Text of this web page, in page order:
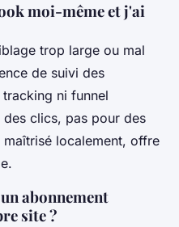
moi-même et j'ai
trop large ou mal
de suivi des
ni funnel
clics, pas pour des
localement, offre
abonnement
site ?